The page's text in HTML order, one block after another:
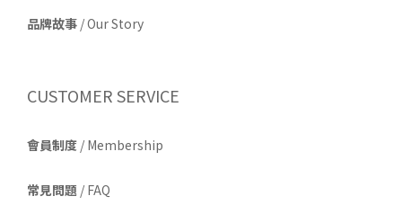
品牌故事 /Our Story
CUSTOMER SERVICE
會員制度 / Membership
常見問題 / FAQ